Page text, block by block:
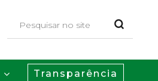
Transparência